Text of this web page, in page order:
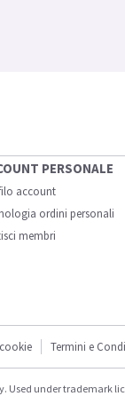
PERSONALE
account
ordini personali
membri
Termini e
Used under trademark